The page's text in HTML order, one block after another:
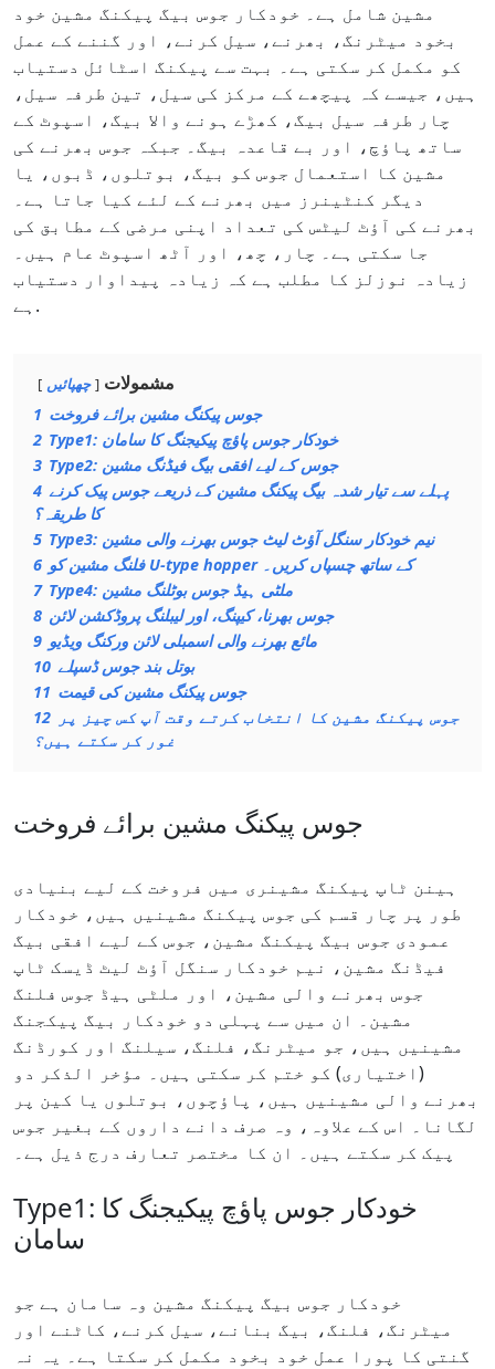
مشین شامل ہے۔ خودکار جوس بیگ پیکنگ مشین خود
بخود میٹرنگ، بھرنے، سیل کرنے، اور گننے کے عمل
کو مکمل کر سکتی ہے۔ بہت سے پیکنگ اسٹائل دستیاب
ہیں، جیسے کہ پیچھے کے مرکز کی سیل، تین طرفہ سیل،
چار طرفہ سیل بیگ، کھڑے ہونے والا بیگ، اسپوٹ کے
ساتھ پاؤچ، اور بے قاعدہ بیگ۔ جبکہ جوس بھرنے کی
مشین کا استعمال جوس کو بیگ، بوتلوں، ڈبوں، یا
دیگر کنٹینرز میں بھرنے کے لئے کیا جاتا ہے۔
بھرنے کی آؤٹ لیٹس کی تعداد اپنی مرضی کے مطابق کی
جا سکتی ہے۔ چار، چھ، اور آٹھ اسپوٹ عام ہیں۔
زیادہ نوزلز کا مطلب ہے کہ زیادہ پیداوار دستیاب
ہے.
مشمولات چھپائیں
1 جوس پیکنگ مشین برائے فروخت
2
Type1: خودکار جوس پاؤچ پیکیجنگ کا سامان
3
Type2: جوس کے لیے افقی بیگ فیڈنگ مشین
4 پہلے سے تیار شدہ بیگ پیکنگ مشین کے ذریعے جوس پیک کرنے
کا طریقہ؟
5
Type3: نیم خودکار سنگل آؤٹ لیٹ جوس بھرنے والی مشین
6
فلنگ مشین کو U-type hopper کے ساتھ چسپاں کریں۔
7
Type4: ملٹی ہیڈ جوس بوٹلنگ مشین
8 جوس بھرنا، کیپنگ، اور لیبلنگ پروڈکشن لائن
9 مائع بھرنے والی اسمبلی لائن ورکنگ ویڈیو
10 بوتل بند جوس ڈسپلے
11 جوس پیکنگ مشین کی قیمت
12 جوس پیکنگ مشین کا انتخاب کرتے وقت آپ کس چیز پر
غور کر سکتے ہیں؟
جوس پیکنگ مشین برائے فروخت
ہینن ٹاپ پیکنگ مشینری میں فروخت کے لیے بنیادی
طور پر چار قسم کی جوس پیکنگ مشینیں ہیں، خودکار
عمودی جوس بیگ پیکنگ مشین، جوس کے لیے افقی بیگ
فیڈنگ مشین، نیم خودکار سنگل آؤٹ لیٹ ڈیسک ٹاپ
جوس بھرنے والی مشین، اور ملٹی ہیڈ جوس فلنگ
مشین۔ ان میں سے پہلی دو خودکار بیگ پیکجنگ
مشینیں ہیں، جو میٹرنگ، فلنگ، سیلنگ اور کورڈنگ
(اختیاری) کو ختم کر سکتی ہیں۔ مؤخر الذکر دو
بھرنے والی مشینیں ہیں، پاؤچوں، بوتلوں یا کین پر
لگانا۔ اس کے علاوہ، وہ صرف دانے داروں کے بغیر جوس
پیک کر سکتے ہیں۔ ان کا مختصر تعارف درج ذیل ہے۔
Type1: خودکار جوس پاؤچ پیکیجنگ کا
سامان
خودکار جوس بیگ پیکنگ مشین وہ سامان ہے جو
میٹرنگ، فلنگ، بیگ بنانے، سیل کرنے، کاٹنے اور
گنتی کا پورا عمل خود بخود مکمل کر سکتا ہے۔ یہ نہ